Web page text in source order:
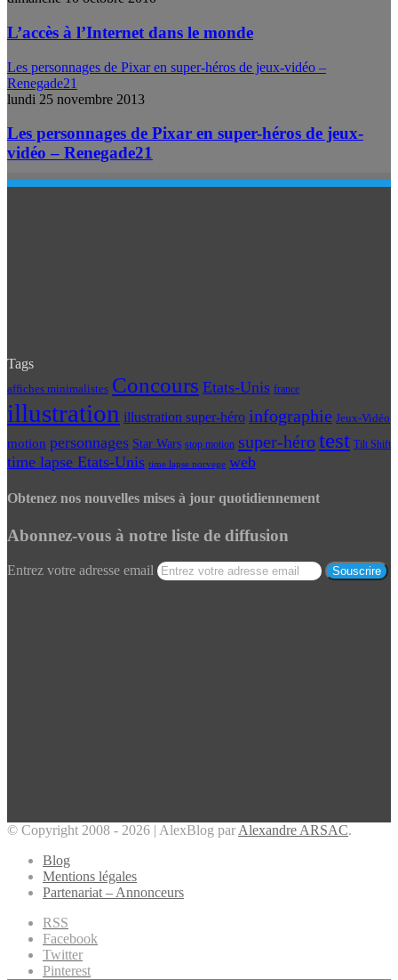
L’accès à l’Internet dans le monde
Les personnages de Pixar en super-héros de jeux-vidéo –
Renegade21
lundi 25 novembre 2013
Les personnages de Pixar en super-héros de jeux-
vidéo – Renegade21
Tags
affiches minimalistes Concours Etats-Unis france
illustration illustration super-héro infographie Jeux-Vidéo
motion personnages Star Wars stop motion super-hérotest Tilt Shift
time lapse Etats-Unis time lapse norvege web
Obtenez nos nouvelles mises à jour quotidiennement
Abonnez-vous à notre liste de diffusion
Entrez votre adresse email
© Copyright 2008 - 2026 | AlexBlog par Alexandre ARSAC.
Blog
Mentions légales
Partenariat – Annonceurs
RSS
Facebook
Twitter
Pinterest